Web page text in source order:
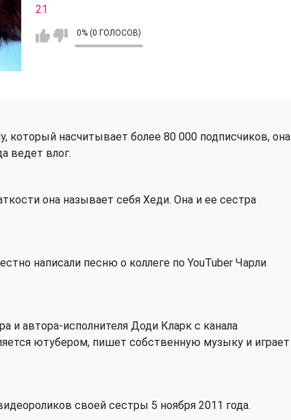
21
0% (0 ГОЛОСОВ)
который насчитывает более 80 000 подписчиков, она
ведет влог.
она называет себя Хеди. Она и ее сестра
написали песню о коллеге по YouTuber Чарли
и автора-исполнителя Доди Кларк с канала
ютубером, пишет собственную музыку и играет
своей сестры 5 ноября 2011 года.